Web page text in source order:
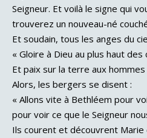
Seigneur. Et voilà le signe qui
trouverez un nouveau-né
Et soudain, tous les anges du
« Gloire à Dieu au plus haut des
Et paix sur la terre aux hommes
Alors, les bergers se disent :
« Allons vite à Bethléem pour
pour voir ce que le Seigneur
Ils courent et découvrent Marie